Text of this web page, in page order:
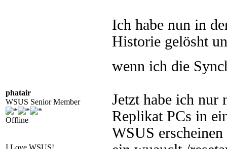
phatair
WSUS Senior Member
Offline
I Love WSUS!
Ich habe nun in
Historie gelösht
wenn ich die
Jetzt habe ich nur
Replikat PCs in
WSUS